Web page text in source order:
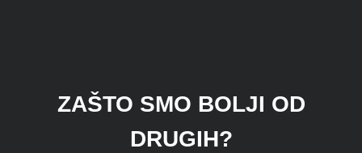
ZAŠTO SMO BOLJI OD
DRUGIH?